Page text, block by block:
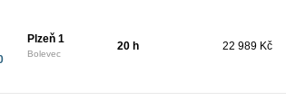
Plzeň 1
Bolevec
20 h 22 989 Kč